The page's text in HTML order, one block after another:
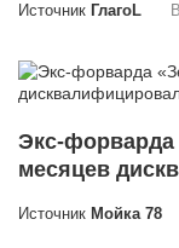
Источник ГлагоL
Экс-форварда
месяцев
Источник Мойка 78